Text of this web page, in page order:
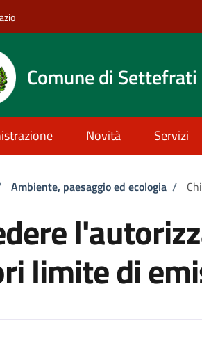
Comune di Settefrati
Novità Servizi
di pane
Ambiente, paesaggio ed ecologia /
limite di